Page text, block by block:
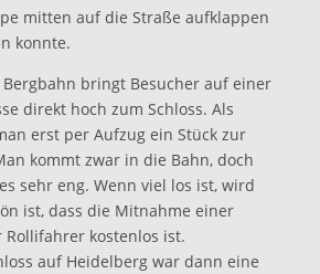
mitten auf die Straße aufklappen
konnte.
bringt Besucher auf einer
direkt hoch zum Schloss. Als
erst per Aufzug ein Stück zur
kommt zwar in die Bahn, doch
sehr eng. Wenn viel los ist, wird
ist, dass die Mitnahme einer
kostenlos ist.
auf Heidelberg war dann eine